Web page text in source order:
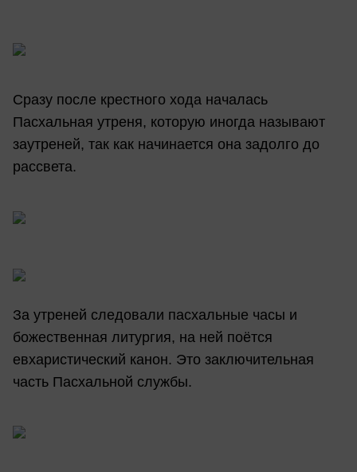
Сразу после крестного хода началась
Пасхальная утреня, которую иногда называют
заутреней, так как начинается она задолго до
рассвета.
За утреней следовали пасхальные часы и
божественная литургия, на ней поётся
евхаристический канон. Это заключительная
часть Пасхальной службы.